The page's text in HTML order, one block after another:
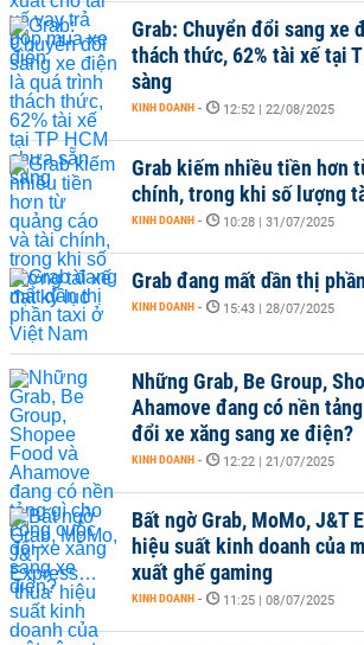
Grab: Chuyển đổi sang xe
thách thức, 62% tài xế tại
sàng
KINH DOANH - 12:52 | 22/08/2025
Grab kiếm nhiều tiền hơn
chính, trong khi số lượng
KINH DOANH - 10:28 | 31/07/2025
Grab đang mất dần thị
KINH DOANH - 15:43 | 28/07/2025
Những Grab, Be Group,
Ahamove đang có nền
đổi xe xăng sang xe điện?
KINH DOANH - 12:22 | 21/07/2025
Bất ngờ Grab, MoMo, J&T
hiệu suất kinh doanh của
xuất ghế gaming
KINH DOANH - 11:25 | 08/07/2025